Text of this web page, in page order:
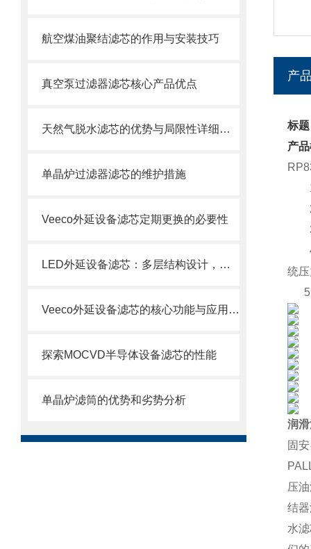
航空煤油聚结滤芯的作用与安装技巧
真空泵过滤器滤芯核心产品优点
天然气脱水滤芯的优势与局限性详细分析
单晶炉过滤器滤芯的维护措施
Veeco外延设备滤芯定期更换的必要性
LED外延设备滤芯：多层结构设计，层层过滤防护
Veeco外延设备滤芯的核心功能与应用场景
探索MOCVD半导体设备滤芯的性能
单晶炉滤筒的优势和劣势分析
产
标
产
1
2
3
4
统
5
润
固
压
结
水